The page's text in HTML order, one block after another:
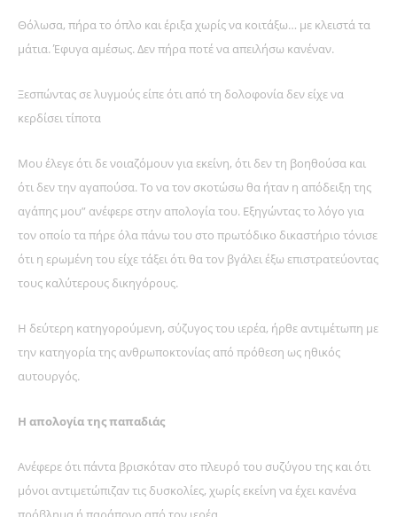
Θόλωσα, πήρα το όπλο και έριξα χωρίς να κοιτάξω… με κλειστά τα
μάτια. Έφυγα αμέσως. Δεν πήρα ποτέ να απειλήσω κανέναν.
Ξεσπώντας σε λυγμούς είπε ότι από τη δολοφονία δεν είχε να
κερδίσει τίποτα
Μου έλεγε ότι δε νοιαζόμουν για εκείνη, ότι δεν τη βοηθούσα και
ότι δεν την αγαπούσα. Το να τον σκοτώσω θα ήταν η απόδειξη της
αγάπης μου” ανέφερε στην απολογία του. Εξηγώντας το λόγο για
τον οποίο τα πήρε όλα πάνω του στο πρωτόδικο δικαστήριο τόνισε
ότι η ερωμένη του είχε τάξει ότι θα τον βγάλει έξω επιστρατεύοντας
τους καλύτερους δικηγόρους.
Η δεύτερη κατηγορούμενη, σύζυγος του ιερέα, ήρθε αντιμέτωπη με
την κατηγορία της ανθρωποκτονίας από πρόθεση ως ηθικός
αυτουργός.
Η απολογία της παπαδιάς
Ανέφερε ότι πάντα βρισκόταν στο πλευρό του συζύγου της και ότι
μόνοι αντιμετώπιζαν τις δυσκολίες, χωρίς εκείνη να έχει κανένα